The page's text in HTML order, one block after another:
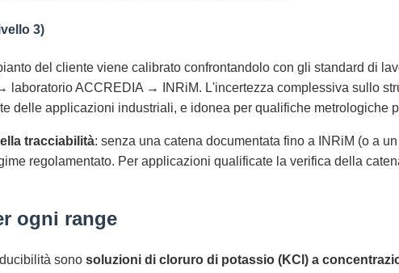
3)
del cliente viene calibrato confrontandolo con gli standard di
laboratorio ACCREDIA → INRiM. L'incertezza complessiva sullo
delle applicazioni industriali, e idonea per qualifiche metrologiche
tracciabilità: senza una catena documentata fino a INRiM (o a
regolamentato. Per applicazioni qualificate la verifica della
ogni range
sono soluzioni di cloruro di potassio (KCl) a